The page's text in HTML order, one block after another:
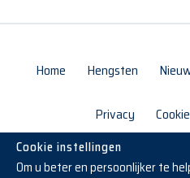
Home Hengsten
Privacy
Cookie instellingen
Om u beter en persoonlijker te